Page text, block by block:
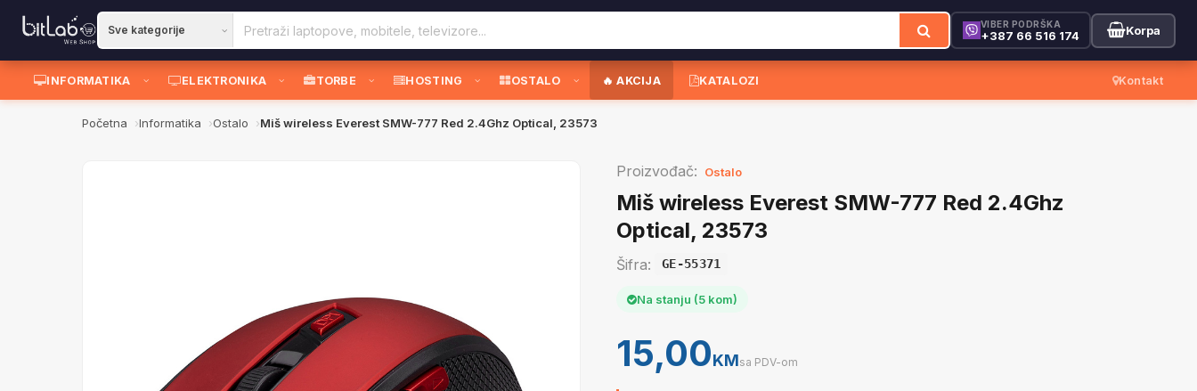
VIBER PODRŠKA
+387 66 516 174 Korpa
INFORMATIKA ELEKTRONIKA TORBE HOSTING OSTALO 🔥 AKCIJA KATALOZI Kontakt
Početna Informatika Ostalo Miš wireless Everest SMW-777 Red 2.4Ghz Optical, 23573
Proizvođač: Ostalo
Miš wireless Everest SMW-777 Red 2.4Ghz
Optical, 23573
Šifra: GE-55371
Na stanju (5 kom)
15,00KMsa PDV-om